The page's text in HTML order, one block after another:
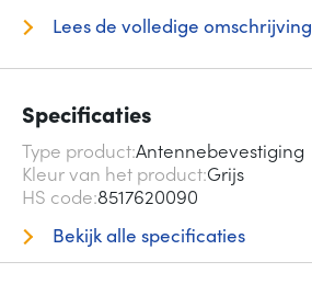
Lees de volledige omschrijving
Specificaties
Type productAntennebevestiging
Kleur van het product Grijs
HS code 8517620090
Bekijk alle specificaties